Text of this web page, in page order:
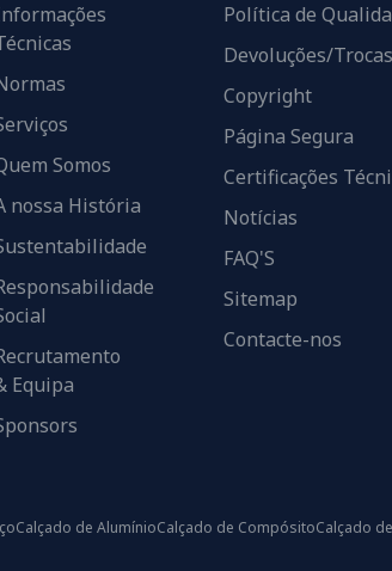
Somos
nossa História
Equipa
Política de
Devoluções/Trocas
Copyright
Página Segura
Certificações
Notícias
FAQ'S
Sitemap
Contacte-nos
Calçado de AlumínioCalçado de CompósitoCalçado